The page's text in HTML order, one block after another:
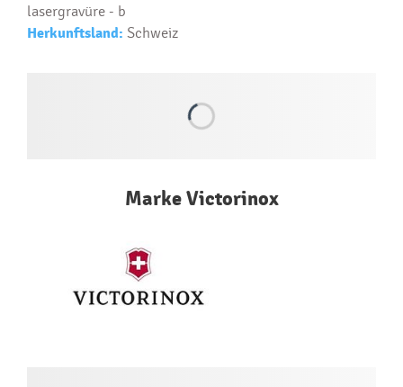
lasergravüre - b
Herkunftsland: Schweiz
Marke Victorinox